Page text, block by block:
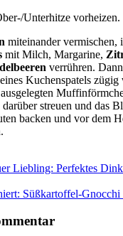
Unterhitze vorheizen.
miteinander vermischen,
mit Milch, Margarine,
verrühren.
Kuchenspatels zügig
streuen und das
backen und vor dem
Liebling: Perfektes
Süßkartoffel-Gnocchi